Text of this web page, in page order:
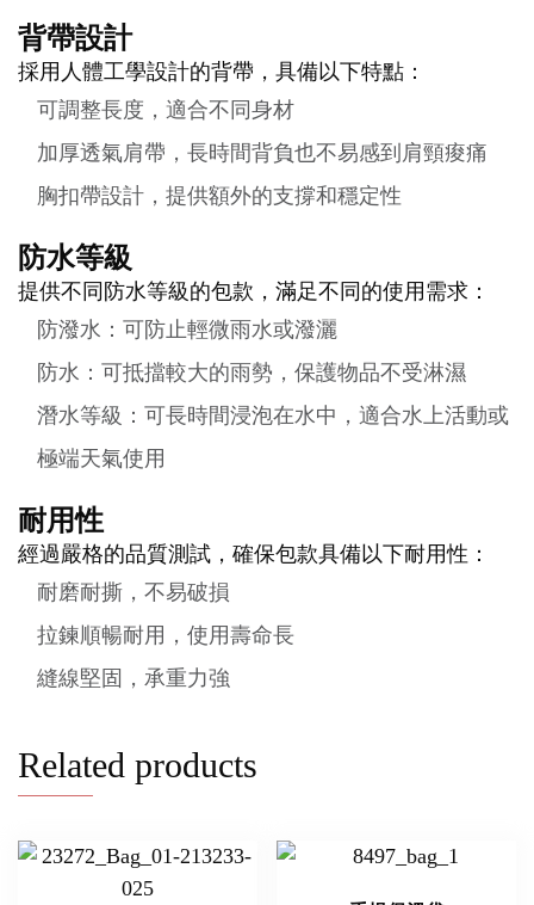
背帶設計
採用人體工學設計的背帶，具備以下特點：
可調整長度，適合不同身材
加厚透氣肩帶，長時間背負也不易感到肩頸痠痛
胸扣帶設計，提供額外的支撐和穩定性
防水等級
提供不同防水等級的包款，滿足不同的使用需求：
防潑水：可防止輕微雨水或潑灑
防水：可抵擋較大的雨勢，保護物品不受淋濕
潛水等級：可長時間浸泡在水中，適合水上活動或
極端天氣使用
耐用性
經過嚴格的品質測試，確保包款具備以下耐用性：
耐磨耐撕，不易破損
拉鍊順暢耐用，使用壽命長
縫線堅固，承重力強
Related products